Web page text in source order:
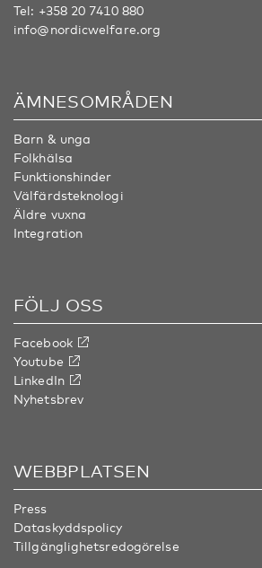
Tel: +358 20 7410 880
info@nordicwelfare.org
ÄMNESOMRÅDEN
Barn & unga
Folkhälsa
Funktionshinder
Välfärdsteknologi
Äldre vuxna
Integration
FÖLJ OSS
Facebook
Youtube
LinkedIn
Nyhetsbrev
WEBBPLATSEN
Press
Dataskyddspolicy
Tillgänglighetsredogörelse